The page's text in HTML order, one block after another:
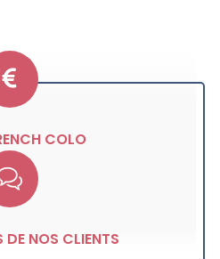
COLO
DE NOS CLIENTS